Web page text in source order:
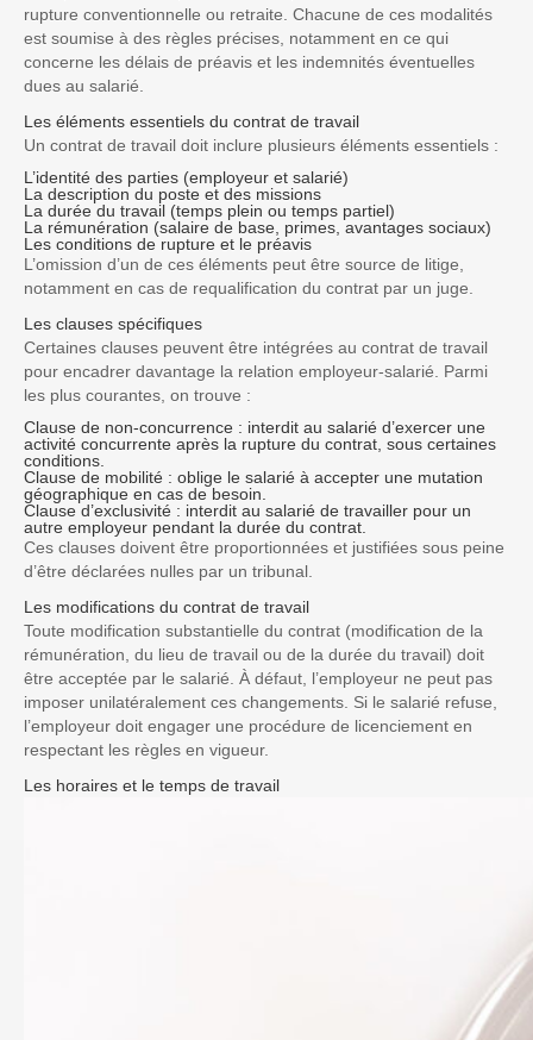
rupture conventionnelle ou retraite. Chacune de ces modalités
est soumise à des règles précises, notamment en ce qui
concerne les délais de préavis et les indemnités éventuelles
dues au salarié.
Les éléments essentiels du contrat de travail
Un contrat de travail doit inclure plusieurs éléments essentiels :
L’identité des parties (employeur et salarié)
La description du poste et des missions
La durée du travail (temps plein ou temps partiel)
La rémunération (salaire de base, primes, avantages sociaux)
Les conditions de rupture et le préavis
L’omission d’un de ces éléments peut être source de litige,
notamment en cas de requalification du contrat par un juge.
Les clauses spécifiques
Certaines clauses peuvent être intégrées au contrat de travail
pour encadrer davantage la relation employeur-salarié. Parmi
les plus courantes, on trouve :
Clause de non-concurrence : interdit au salarié d’exercer une
activité concurrente après la rupture du contrat, sous certaines
conditions.
Clause de mobilité : oblige le salarié à accepter une mutation
géographique en cas de besoin.
Clause d’exclusivité : interdit au salarié de travailler pour un
autre employeur pendant la durée du contrat.
Ces clauses doivent être proportionnées et justifiées sous peine
d’être déclarées nulles par un tribunal.
Les modifications du contrat de travail
Toute modification substantielle du contrat (modification de la
rémunération, du lieu de travail ou de la durée du travail) doit
être acceptée par le salarié. À défaut, l’employeur ne peut pas
imposer unilatéralement ces changements. Si le salarié refuse,
l’employeur doit engager une procédure de licenciement en
respectant les règles en vigueur.
Les horaires et le temps de travail